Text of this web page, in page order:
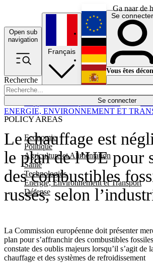
Ga naar de
Open sub
navigation
Recherche
Se connecter
POLICY AREAS
Economie
Politique
Agriculture et Alimentation
Santé
Technologies
Energie, Environnement et Transport
Défense
Économie
Français
English
Deutsch
Español
Se connecter
Vous êtes
Le chauffage est
le plan de l’UE pour
des combustibles
russes, selon
La Commission européenne doit présenter
plan pour s’affranchir des combustibles
constate des oublis majeurs lorsqu’il s’agit de
chauffage et des systèmes de refroidissement
ENERGIE, ENVIRONNEMENT ET